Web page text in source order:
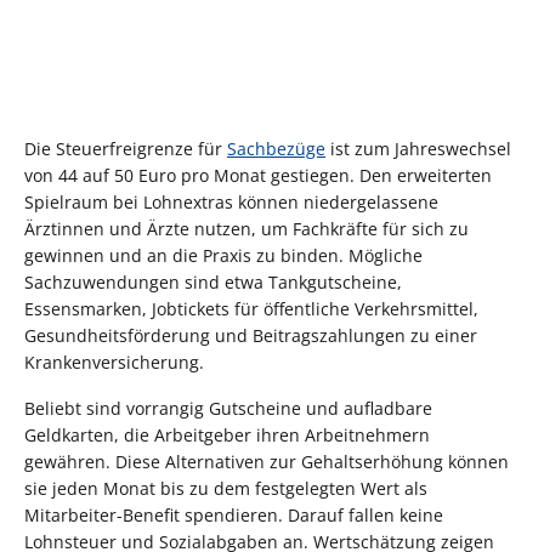
Die Steuerfreigrenze für Sachbezüge ist zum Jahreswechsel
von 44 auf 50 Euro pro Monat gestiegen. Den erweiterten
Spielraum bei Lohnextras können niedergelassene
Ärztinnen und Ärzte nutzen, um Fachkräfte für sich zu
gewinnen und an die Praxis zu binden. Mögliche
Sachzuwendungen sind etwa Tankgutscheine,
Essensmarken, Jobtickets für öffentliche Verkehrsmittel,
Gesundheitsförderung und Beitragszahlungen zu einer
Krankenversicherung.
Beliebt sind vorrangig Gutscheine und aufladbare
Geldkarten, die Arbeitgeber ihren Arbeitnehmern
gewähren. Diese Alternativen zur Gehaltserhöhung können
sie jeden Monat bis zu dem festgelegten Wert als
Mitarbeiter-Benefit spendieren. Darauf fallen keine
Lohnsteuer und Sozialabgaben an. Wertschätzung zeigen